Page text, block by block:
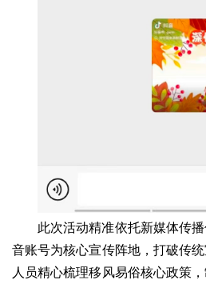
此次活动精准依托新媒体传
音账号为核心宣传阵地，打破传
人员精心梳理移风易俗核心政策